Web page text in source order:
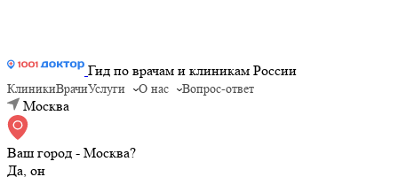
Гид по врачам и клиникам России
КлиникиВрачиУслуги О нас Вопрос-ответ
Москва
Ваш город - Москва?
Да, он